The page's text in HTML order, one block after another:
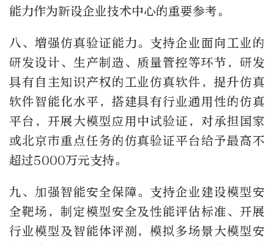
能力作为新设企业技术中心的重要参考。
八、增强仿真验证能力。支持企业面向工业的
研发设计、生产制造、质量管控等环节，研发
具有自主知识产权的工业仿真软件，提升仿真
软件智能化水平，搭建具有行业通用性的仿真
平台，开展大模型应用中试验证，对承担国家
或北京市重点任务的仿真验证平台给予最高不
超过5000万元支持。
九、加强智能安全保障。支持企业建设模型安
全靶场，制定模型安全及性能评估标准、开展
行业模型及智能体评测，模拟多场景大模型安